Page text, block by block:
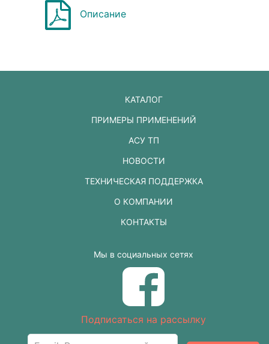
Описание
КАТАЛОГ
ПРИМЕРЫ ПРИМЕНЕНИЙ
АСУ ТП
НОВОСТИ
ТЕХНИЧЕСКАЯ ПОДДЕРЖКА
О КОМПАНИИ
КОНТАКТЫ
Мы в социальных сетях
Подписаться на рассылку